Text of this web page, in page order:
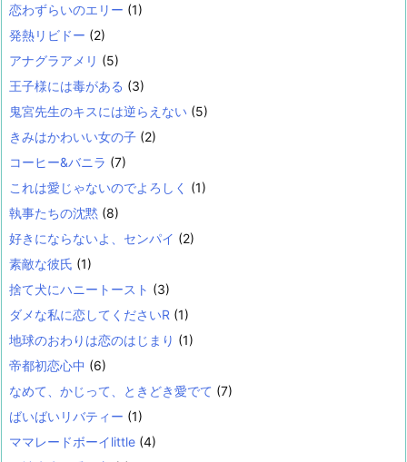
恋わずらいのエリー (1)
発熱リビドー (2)
アナグラアメリ (5)
王子様には毒がある (3)
鬼宮先生のキスには逆らえない (5)
きみはかわいい女の子 (2)
コーヒー&バニラ (7)
これは愛じゃないのでよろしく (1)
執事たちの沈黙 (8)
好きにならないよ、センパイ (2)
素敵な彼氏 (1)
捨て犬にハニートースト (3)
ダメな私に恋してくださいR (1)
地球のおわりは恋のはじまり (1)
帝都初恋心中 (6)
なめて、かじって、ときどき愛でて (7)
ばいばいリバティー (1)
ママレードボーイlittle (4)